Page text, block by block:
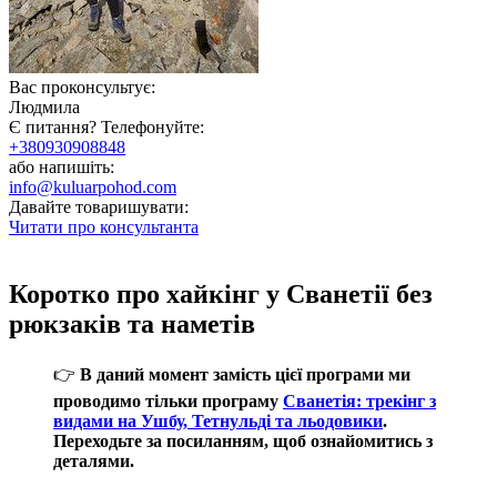
Вас проконсультує:
Людмила
Є питання? Телефонуйте:
+380930908848
або напишіть:
info@kuluarpohod.com
Давайте товаришувати:
Читати про консультанта
Коротко про хайкінг у Сванетії без
рюкзаків та наметів
👉 В даний момент замість цієї програми ми
проводимо тільки програму Сванетія: трекінг з
видами на Ушбу, Тетнульді та льодовики.
Переходьте за посиланням, щоб ознайомитись з
деталями.